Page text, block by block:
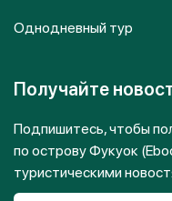
Однодневный тур
Получайте
Подпишитесь, чтобы
по острову Фукуок
туристическими